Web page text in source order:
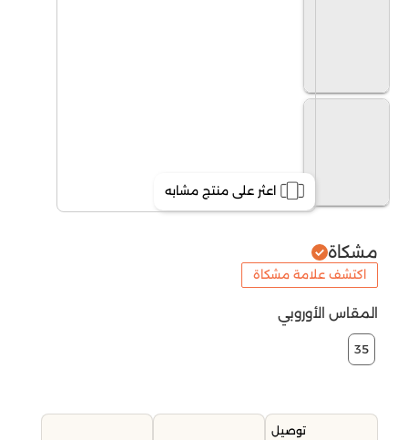
اعثر على منتج مشابه
مشكاة
اكتشف علامة مشكاة
المقاس الأوروبي
35
توصيل